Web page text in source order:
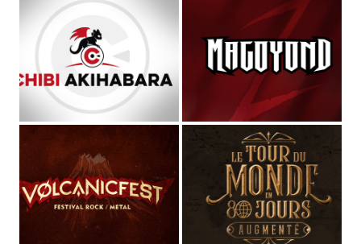
STUDIO MAGO
Directeur Artistiqueetgraphiste pluridisciplinaire
(spécialisé dans les cultures de l'imaginaire depuis plus de
10 ans)
Voix off et comédien
de fictions sonores et séries
Musicien dans les groupesMAGOYOND &